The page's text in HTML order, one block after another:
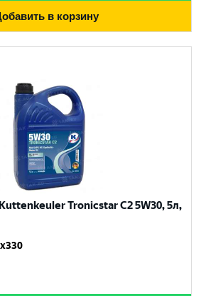
в корзину
Tronicstar C2 5W30, 5л,